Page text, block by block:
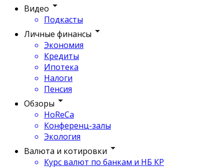
Видео
Подкасты
Личные финансы
Экономия
Кредиты
Ипотека
Налоги
Пенсия
Обзоры
HoReCa
Конференц-залы
Экология
Валюта и котировки
Курс валют по банкам и НБ КР